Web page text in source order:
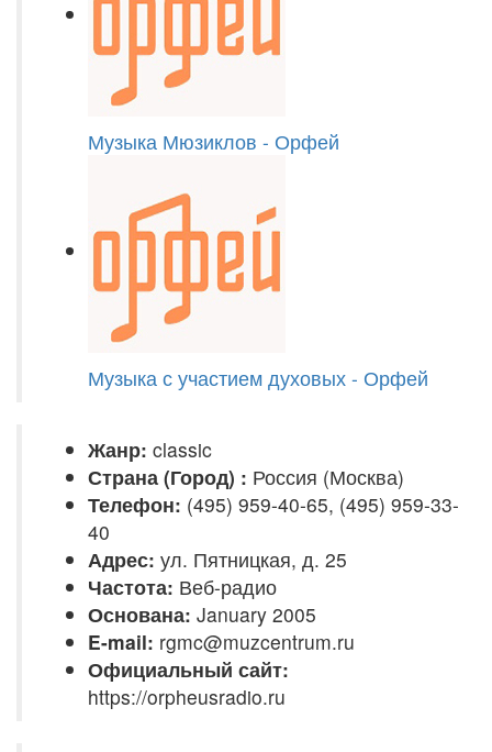
Музыка Мюзиклов - Орфей
Музыка с участием духовых - Орфей
Жанр: classic
Страна (Город) : Россия (Москва)
Телефон: (495) 959-40-65, (495) 959-33-
40
Адрес: ул. Пятницкая, д. 25
Частота: Веб-радио
Основана: January 2005
E-mail: rgmc@muzcentrum.ru
Официальный сайт:
https://orpheusradio.ru